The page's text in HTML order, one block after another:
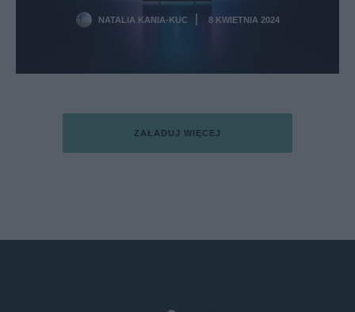
NATALIA KANIA-KUC 8 KWIETNIA 2024
ZAŁADUJ WIĘCEJ